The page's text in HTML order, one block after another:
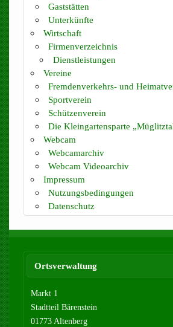
Gaststätten
Unterkünfte
Wirtschaft
Firmenverzeichnis
Dienstleistungen
Vereine
Fremdenverkehrs- und
Sportverein
Schützenverein
Die Kleingartensparte
Webcam
Webcamarchiv
Webcam Videoarchiv
Impressum
Nutzungsbedingungen
Datenschutz
Ortsverwaltung
Markt 1
Stadtteil Bärenstein
01773 Altenberg